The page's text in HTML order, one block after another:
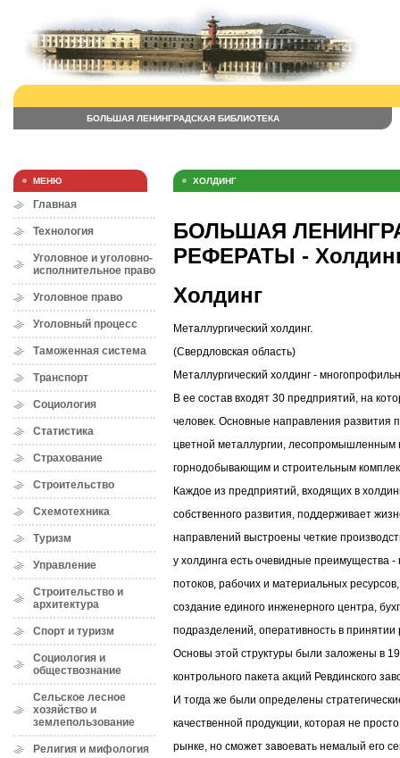
БОЛЬШАЯ ЛЕНИНГРАДСКАЯ БИБЛИОТЕКА
МЕНЮ
Главная
Технология
Уголовное и уголовно-
исполнительное право
Уголовное право
Уголовный процесс
Таможенная система
Транспорт
Социология
Статистика
Страхование
Строительство
Схемотехника
Туризм
Управление
Строительство и
архитектура
Спорт и туризм
Социология и
обществознание
Сельское лесное
хозяйство и
землепользование
Религия и мифология
ХОЛДИНГ
БОЛЬШАЯ
РЕФЕРАТЫ -
Холдинг
Металлургический холдинг.
(Свердловская область)
Металлургический холдинг -
В ее состав входят 30 предприятий, на
человек. Основные направления развития
цветной металлургии,
горнодобывающим и строительным
Каждое из предприятий, входящих в
собственного развития, поддерживает
направлений выстроены четкие
у холдинга есть очевидные
потоков, рабочих и материальных
создание единого инженерного центра,
подразделений, оперативность в
Основы этой структуры были заложены в
контрольного пакета акций Ревдинского
И тогда же были определены
качественной продукции, которая не
рынке, но сможет завоевать немалый его